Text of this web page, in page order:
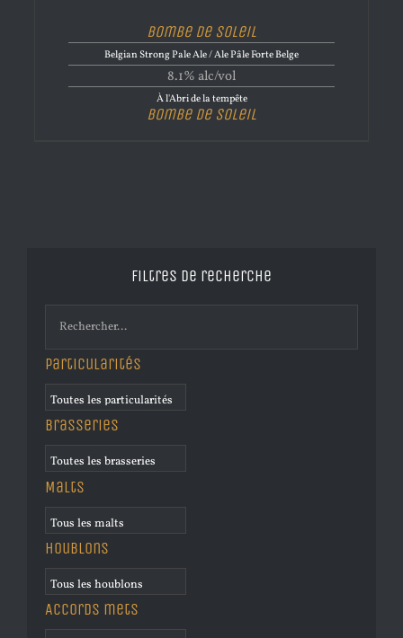
Bombe de Soleil
Belgian Strong Pale Ale / Ale Pâle Forte Belge
8.1% alc/vol
À l'Abri de la tempête
Bombe de Soleil
Filtres de recherche
Particularités
Brasseries
Malts
Houblons
Accords mets